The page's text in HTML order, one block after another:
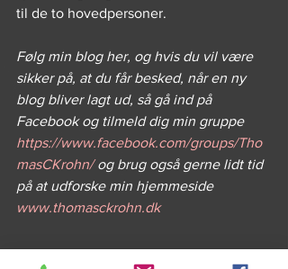
til de to hovedpersoner.
Følg min blog her, og hvis du vil være
sikker på, at du får besked, når en ny
blog bliver lagt ud, så gå ind på
Facebook og tilmeld dig min gruppe
https://www.facebook.com/groups/Tho
masCKrohn/ og brug også gerne lidt tid
på at udforske min hjemmeside
www.thomasckrohn.dk